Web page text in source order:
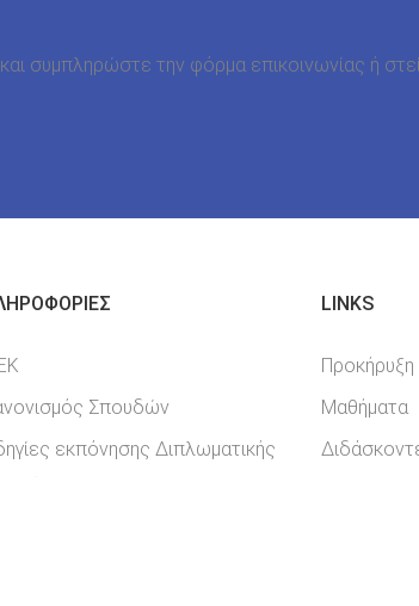
και συμπληρώστε την φόρμα επικοινωνίας ή
Σπουδών
εκπόνησης Διπλωματικής
LINKS
Μαθήματα